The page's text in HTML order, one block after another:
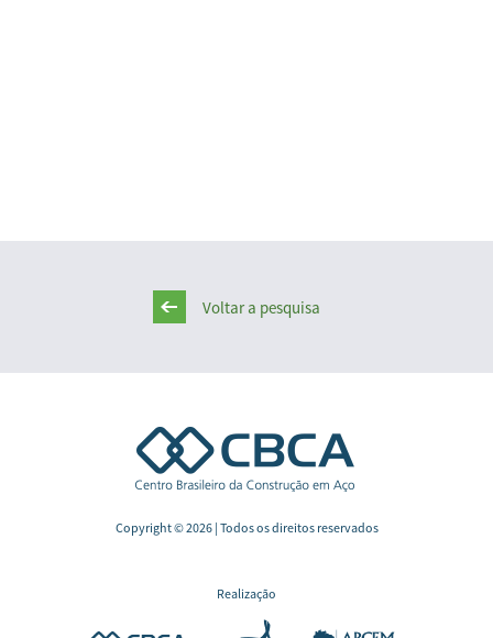
Voltar a pesquisa
Copyright © 2026 | Todos os direitos reservados
Realização